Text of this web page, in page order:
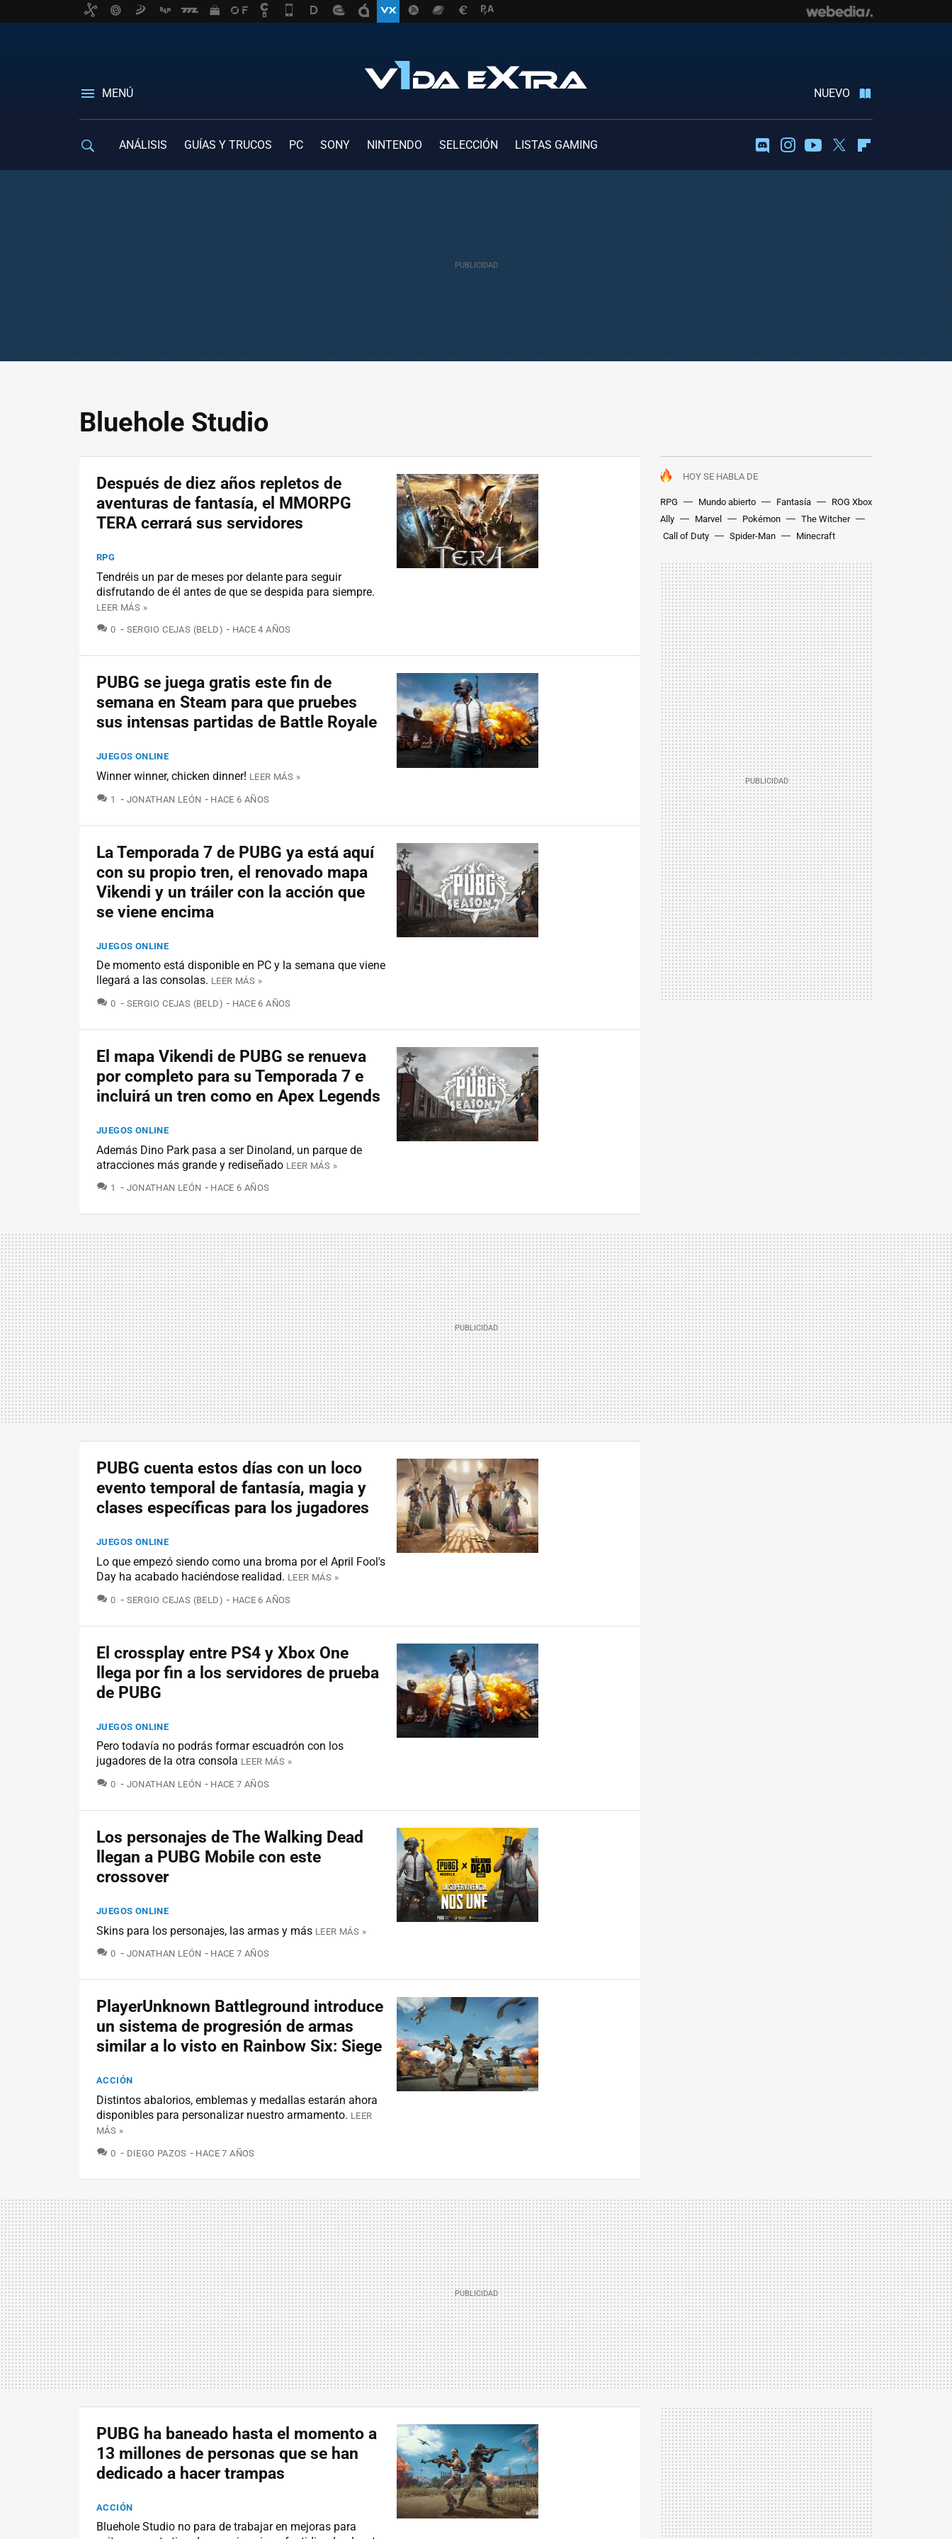
MENÚ NUEVO
ANÁLISIS GUÍAS Y TRUCOS PC SONY NINTENDO SELECCIÓN LISTAS GAMING DiscordInstagramYoutubeTwitter
Bluehole Studio
HOY SE HABLA DE
RPG Mundo abierto Fantasía
ROG Xbox
Ally
Marvel Pokémon
The Witcher
Call of Duty
Spider-Man Minecraft
Después de diez años repletos de
aventuras de fantasía, el MMORPG
TERA cerrará sus servidores
RPG
Tendréis un par de meses por delante para seguir
disfrutando de él antes de que se despida para siempre.
LEER MÁS »
0 COMENTARIOS
SERGIO CEJAS (BELD) HACE 4 AÑOS
PUBG se juega gratis este fin de
semana en Steam para que pruebes
sus intensas partidas de Battle Royale
JUEGOS ONLINE
Winner winner, chicken dinner! LEER MÁS »
1 COMENTARIOS
JONATHAN LEÓN HACE 6 AÑOS
La Temporada 7 de PUBG ya está aquí
con su propio tren, el renovado mapa
Vikendi y un tráiler con la acción que
se viene encima
JUEGOS ONLINE
De momento está disponible en PC y la semana que viene
llegará a las consolas. LEER MÁS »
0 COMENTARIOS
SERGIO CEJAS (BELD) HACE 6 AÑOS
El mapa Vikendi de PUBG se renueva
por completo para su Temporada 7 e
incluirá un tren como en Apex Legends
JUEGOS ONLINE
Además Dino Park pasa a ser Dinoland, un parque de
atracciones más grande y rediseñado LEER MÁS »
1 COMENTARIOS
JONATHAN LEÓN HACE 6 AÑOS
PUBG cuenta estos días con un loco
evento temporal de fantasía, magia y
clases específicas para los jugadores
JUEGOS ONLINE
Lo que empezó siendo como una broma por el April Fool's
Day ha acabado haciéndose realidad. LEER MÁS »
0 COMENTARIOS
SERGIO CEJAS (BELD) HACE 6 AÑOS
El crossplay entre PS4 y Xbox One
llega por fin a los servidores de prueba
de PUBG
JUEGOS ONLINE
Pero todavía no podrás formar escuadrón con los
jugadores de la otra consola LEER MÁS »
0 COMENTARIOS
JONATHAN LEÓN HACE 7 AÑOS
Los personajes de The Walking Dead
llegan a PUBG Mobile con este
crossover
JUEGOS ONLINE
Skins para los personajes, las armas y más LEER MÁS »
0 COMENTARIOS
JONATHAN LEÓN HACE 7 AÑOS
PlayerUnknown Battleground introduce
un sistema de progresión de armas
similar a lo visto en Rainbow Six: Siege
ACCIÓN
Distintos abalorios, emblemas y medallas estarán ahora
disponibles para personalizar nuestro armamento. LEER
MÁS »
0 COMENTARIOS
DIEGO PAZOS HACE 7 AÑOS
PUBG ha baneado hasta el momento a
13 millones de personas que se han
dedicado a hacer trampas
ACCIÓN
Bluehole Studio no para de trabajar en mejoras para